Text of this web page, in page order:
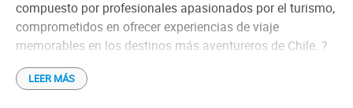
compuesto por profesionales apasionados por el turismo,
comprometidos en ofrecer experiencias de viaje
memorables en los destinos más aventureros de Chile. ?
La empresa ofrece una amplia gama de programas y
LEER MÁS